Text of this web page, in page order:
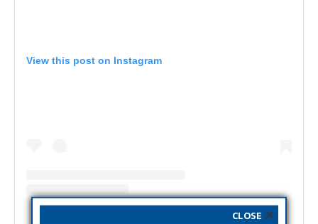
View this post on Instagram
CLOSE